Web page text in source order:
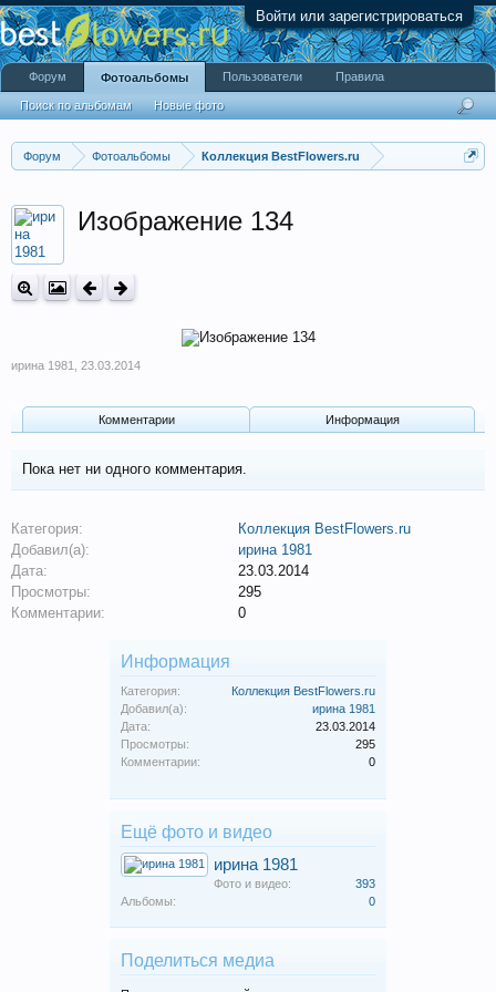
Войти или зарегистрироваться
Форум Фотоальбомы Коллекция BestFlowers.ru
Изображение 134
ирина 1981 23.03.2014
Комментарии Информация
Пока нет ни одного комментария.
Категория:
Коллекция BestFlowers.ru
Добавил(а):
ирина 1981
Дата:
23.03.2014
Просмотры:
295
Комментарии:
0
Информация
Категория:
Коллекция BestFlowers.ru
Добавил(а):
ирина 1981
Дата:
23.03.2014
Просмотры:
295
Комментарии:
0
Ещё фото и видео
ирина 1981
Фото и видео:
393
Альбомы:
0
Поделиться медиа
Форум Фотоальбомы
Поиск по альбомам Новые фото
Пользователи Правила